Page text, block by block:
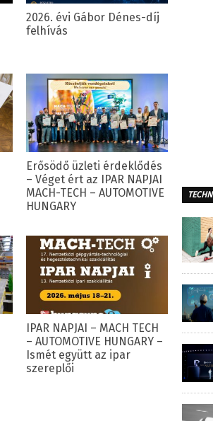
2026. évi Gábor Dénes-díj
felhívás
Erősödő üzleti érdeklődés
– Véget ért az IPAR NAPJAI
MACH-TECH – AUTOMOTIVE
HUNGARY
IPAR NAPJAI – MACH TECH
– AUTOMOTIVE HUNGARY –
Ismét együtt az ipar
szereplői